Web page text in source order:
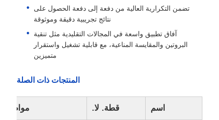
تضمن التكرارية العالية من دفعة إلى دفعة الحصول على
نتائج تجريبية دقيقة وموثوقة
آفاق تطبيق واسعة في المجالات التقليدية مثل تنقية
البروتين والمقايسة المناعية، مع قابلية تشغيل واستقرار
متميزين
المنتجات ذات الصلة
اسم قطة. لا. مواصفة